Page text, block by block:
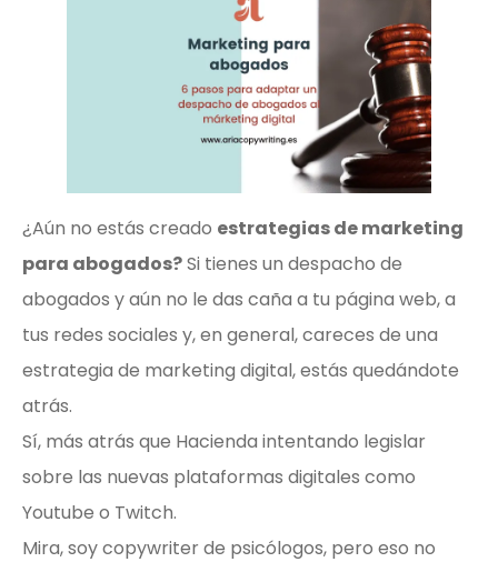
¿Aún no estás creado estrategias de marketing
para abogados?Si tienes un despacho de
abogados y aún no le das caña a tu página web, a
tus redes sociales y, en general, careces de una
estrategia de marketing digital, estás quedándote
atrás.
Sí, más atrás que Hacienda intentando legislar
sobre las nuevas plataformas digitales como
Youtube o Twitch.
Mira, soy copywriter de psicólogos, pero eso no